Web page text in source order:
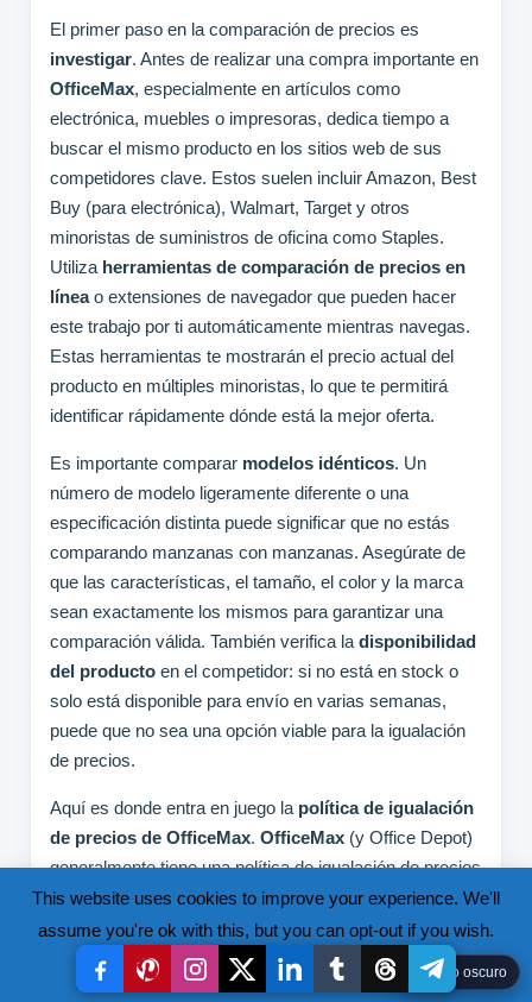
El primer paso en la comparación de precios es
investigar. Antes de realizar una compra importante en
OfficeMax, especialmente en artículos como
electrónica, muebles o impresoras, dedica tiempo a
buscar el mismo producto en los sitios web de sus
competidores clave. Estos suelen incluir Amazon, Best
Buy (para electrónica), Walmart, Target y otros
minoristas de suministros de oficina como Staples.
Utiliza herramientas de comparación de precios en
líneao extensiones de navegador que pueden hacer
este trabajo por ti automáticamente mientras navegas.
Estas herramientas te mostrarán el precio actual del
producto en múltiples minoristas, lo que te permitirá
identificar rápidamente dónde está la mejor oferta.
Es importante comparar modelos idénticos. Un
número de modelo ligeramente diferente o una
especificación distinta puede significar que no estás
comparando manzanas con manzanas. Asegúrate de
que las características, el tamaño, el color y la marca
sean exactamente los mismos para garantizar una
comparación válida. También verifica la disponibilidad
del productoen el competidor: si no está en stock o
solo está disponible para envío en varias semanas,
puede que no sea una opción viable para la igualación
de precios.
Aquí es donde entra en juego la política de igualación
de precios de OfficeMax. OfficeMax(y Office Depot)
generalmente tiene una política de igualación de precios
competitiva. Esta política te permite obtener el mismo
precio que un competidor por un artículo idéntico. Es
crucialconocer los detalles de esta política
antes de
intentar igualar un precio, ya que existen condiciones y
This website uses cookies to improve your experience. We'll
assume you're ok with this, but you can opt-out if you wish.
Accept Reject Read More ☾Modo oscuro